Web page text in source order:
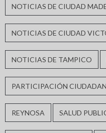
NOTICIAS DE CIUDAD
NOTICIAS DE CIUDAD
NOTICIAS DE TAMPICO
PARTICIPACIÓN
REYNOSA SALUD